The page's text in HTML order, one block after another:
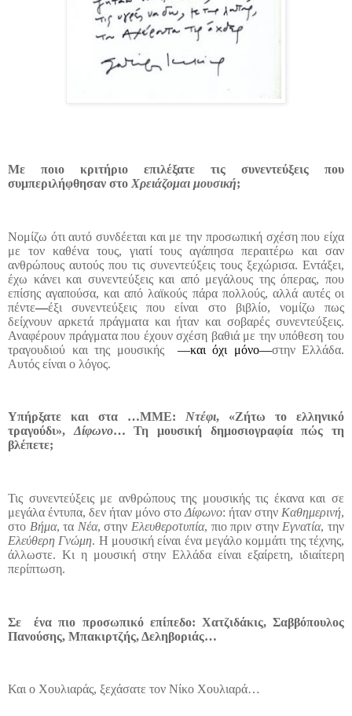
Με ποιο κριτήριο επιλέξατε τις συνεντεύξεις που
συμπεριλήφθησαν στο Χρειάζομαι μουσική;
Νομίζω ότι αυτό συνδέεται και με την προσωπική σχέση που είχα
με τον καθένα τους, γιατί τους αγάπησα περαιτέρω και σαν
ανθρώπους αυτούς που τις συνεντεύξεις τους ξεχώρισα. Εντάξει,
έχω κάνει και συνεντεύξεις και από μεγάλους της όπερας, που
επίσης αγαπούσα, και από λαϊκούς πάρα πολλούς, αλλά αυτές οι
πέντε—έξι συνεντεύξεις που είναι στο βιβλίο, νομίζω πως
δείχνουν αρκετά πράγματα και ήταν και σοβαρές συνεντεύξεις.
Αναφέρουν πράγματα που έχουν σχέση βαθιά με την υπόθεση του
τραγουδιού και της μουσικής
—και όχι μόνο—στην Ελλάδα.
Αυτός είναι ο λόγος.
Υπήρξατε και στα …ΜΜΕ: Ντέφι, «Ζήτω το ελληνικό
τραγούδι», Δίφωνο… Τη μουσική δημοσιογραφία πώς τη
βλέπετε;
Τις συνεντεύξεις με ανθρώπους της μουσικής τις έκανα και σε
μεγάλα έντυπα, δεν ήταν μόνο στο Δίφωνο: ήταν στην Καθημερινή,
στο Βήμα, τα Νέα, στην Ελευθεροτυπία, πιο πριν στην Εγνατία, την
Ελεύθερη Γνώμη. Η μουσική είναι ένα μεγάλο κομμάτι της τέχνης,
άλλωστε. Κι η μουσική στην Ελλάδα είναι εξαίρετη, ιδιαίτερη
περίπτωση.
Σε
ένα πιο προσωπικό επίπεδο: Χατζιδάκις, Σαββόπουλος
Πανούσης, Μπακιρτζής, Δεληβοριάς…
Και ο Χουλιαράς, ξεχάσατε τον Νίκο Χουλιαρά…